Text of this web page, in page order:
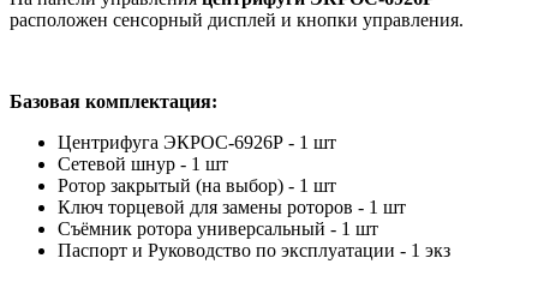
расположен сенсорный дисплей и кнопки управления.
Базовая комплектация:
Центрифуга ЭКРОС-6926Р - 1 шт
Сетевой шнур - 1 шт
Ротор закрытый (на выбор) - 1 шт
Ключ торцевой для замены роторов - 1 шт
Съёмник ротора универсальный - 1 шт
Паспорт и Руководство по эксплуатации - 1 экз